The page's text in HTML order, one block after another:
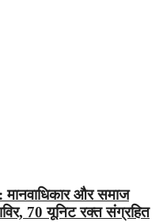
और समाज
70 यूनिट रक्त संग्रहित